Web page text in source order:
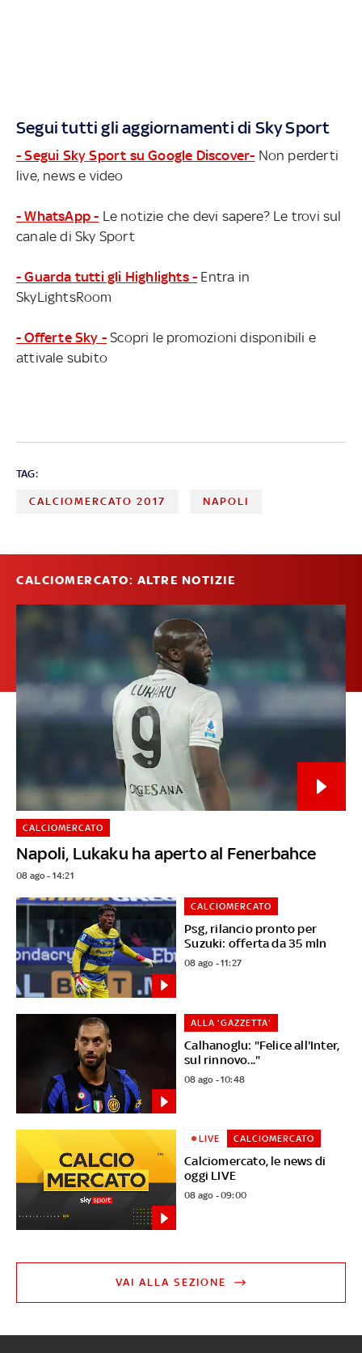
Segui tutti gli aggiornamenti di Sky Sport
- Segui Sky Sport su Google Discover- Non perderti
live, news e video
- WhatsApp - Le notizie che devi sapere? Le trovi sul
canale di Sky Sport
- Guarda tutti gli Highlights - Entra in
SkyLightsRoom
- Offerte Sky - Scopri le promozioni disponibili e
attivale subito
TAG:
CALCIOMERCATO 2017 NAPOLI
CALCIOMERCATO: ALTRE NOTIZIE
Napoli, Lukaku ha aperto al Fenerbahce
CALCIOMERCATO
08 ago - 14:21
Psg, rilancio pronto per
Suzuki: offerta da 35 mln
CALCIOMERCATO
08 ago - 11:27
Calhanoglu: "Felice all'Inter,
sul rinnovo..."
ALLA 'GAZZETTA'
08 ago - 10:48
Calciomercato, le news di
oggi LIVE
LIVE CALCIOMERCATO
08 ago - 09:00
VAI ALLA SEZIONE